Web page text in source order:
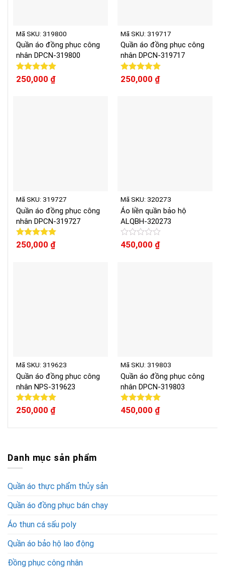
Mã SKU: 319800
Quần áo đồng phục công
nhân DPCN-319800
Được xếp
hạng
250,000 ₫
Mã SKU: 319717
Quần áo đồng phục công
nhân DPCN-319717
Được xếp
hạng
250,000 ₫
Mã SKU: 319727
Quần áo đồng phục công
nhân DPCN-319727
Được xếp
hạng
250,000 ₫
Mã SKU: 320273
Áo liền quần bảo hộ
ALQBH-320273
Được
450,000 ₫
Mã SKU: 319623
Quần áo đồng phục công
nhân NPS-319623
Được xếp
hạng
250,000 ₫
Mã SKU: 319803
Quần áo đồng phục công
nhân DPCN-319803
Được xếp
hạng
450,000 ₫
Danh mục sản phẩm
Quần áo thực phẩm thủy sản
Quần áo đồng phục bán chạy
Áo thun cá sấu poly
Quần áo bảo hộ lao động
Đồng phục công nhân